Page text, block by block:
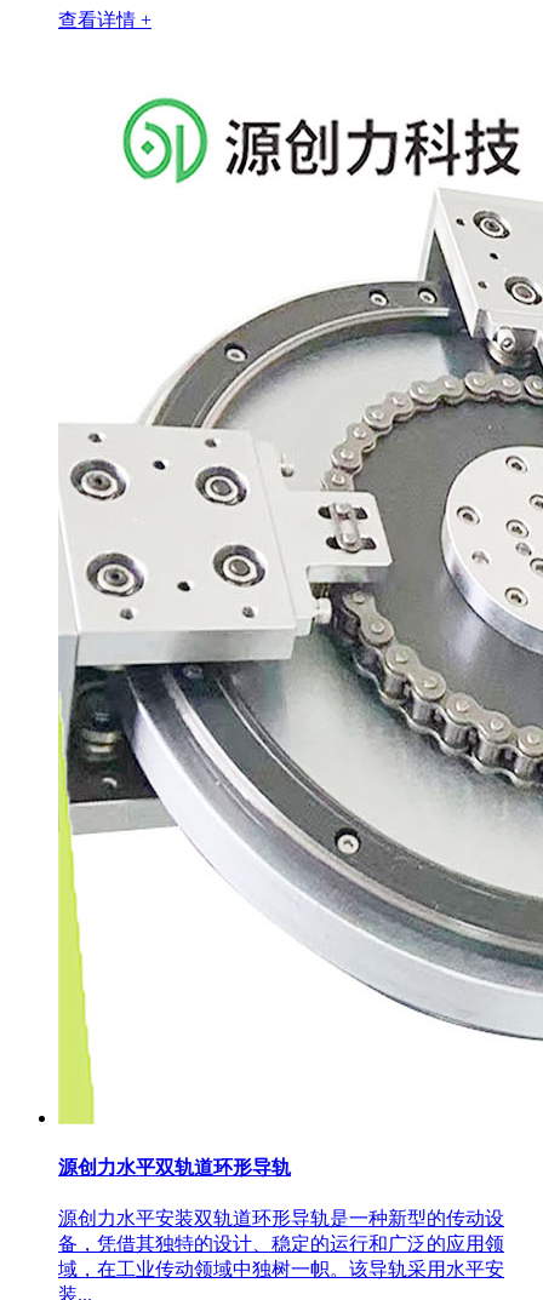
查看详情 +
源创力水平双轨道环形导轨
源创力水平安装双轨道环形导轨是一种新型的传动设
备，凭借其独特的设计、稳定的运行和广泛的应用领
域，在工业传动领域中独树一帜。该导轨采用水平安
装...